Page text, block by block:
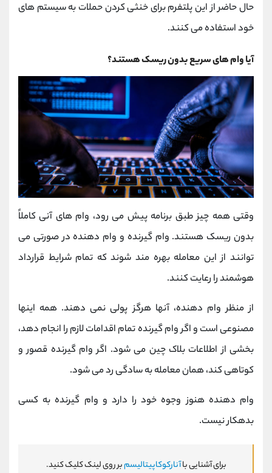
حال حاضر از این پلتفرم برای خنثی کردن حملات به سیستم های
خود استفاده می کنند.
آیا وام های سریع بدون ریسک هستند؟
وقتی همه چیز طبق برنامه پیش می رود، وام های آنی کاملاً
بدون ریسک هستند. وام گیرنده و وام دهنده در صورتی می
توانند از این معامله بهره مند شوند که تمام شرایط قرارداد
هوشمند را رعایت کنند.
از منظر وام دهنده، آنها هرگز پولی نمی دهند. همه اینها
مصنوعی است و اگر وام گیرنده تمام اقدامات لازم را انجام دهد،
بخشی از اطلاعات بلاک چین می شود. اگر وام گیرنده قصور و
کوتاهی کند، همان معامله به سادگی رد می شود.
وام دهنده هنوز وجوه خود را دارد و وام گیرنده به کسی
بدهکار نیست.
برای آشنایی باآنارکوکاپیتالیسمبر روی لینک کلیک کنید.